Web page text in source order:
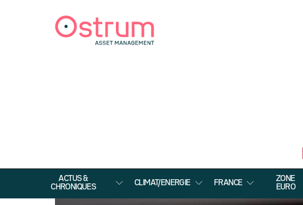
ACTUS &
CHRONIQUES
CLIMAT/ENERGIE FRANCE
ZONE
EURO